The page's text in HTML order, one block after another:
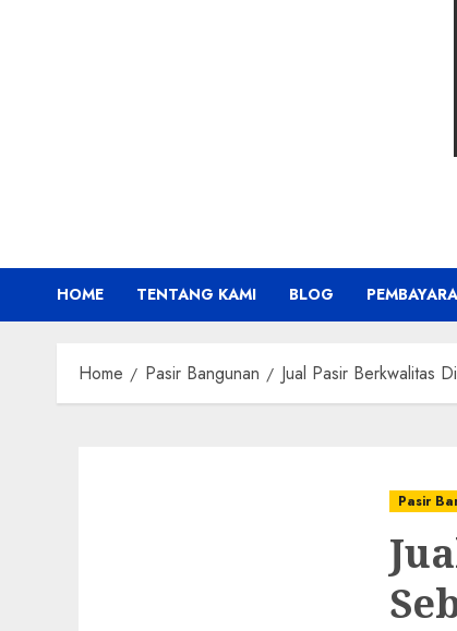
HOME TENTANG KAMI BLOG
Home Pasir Bangunan Jual Pasir Berkwalitas
Pasir